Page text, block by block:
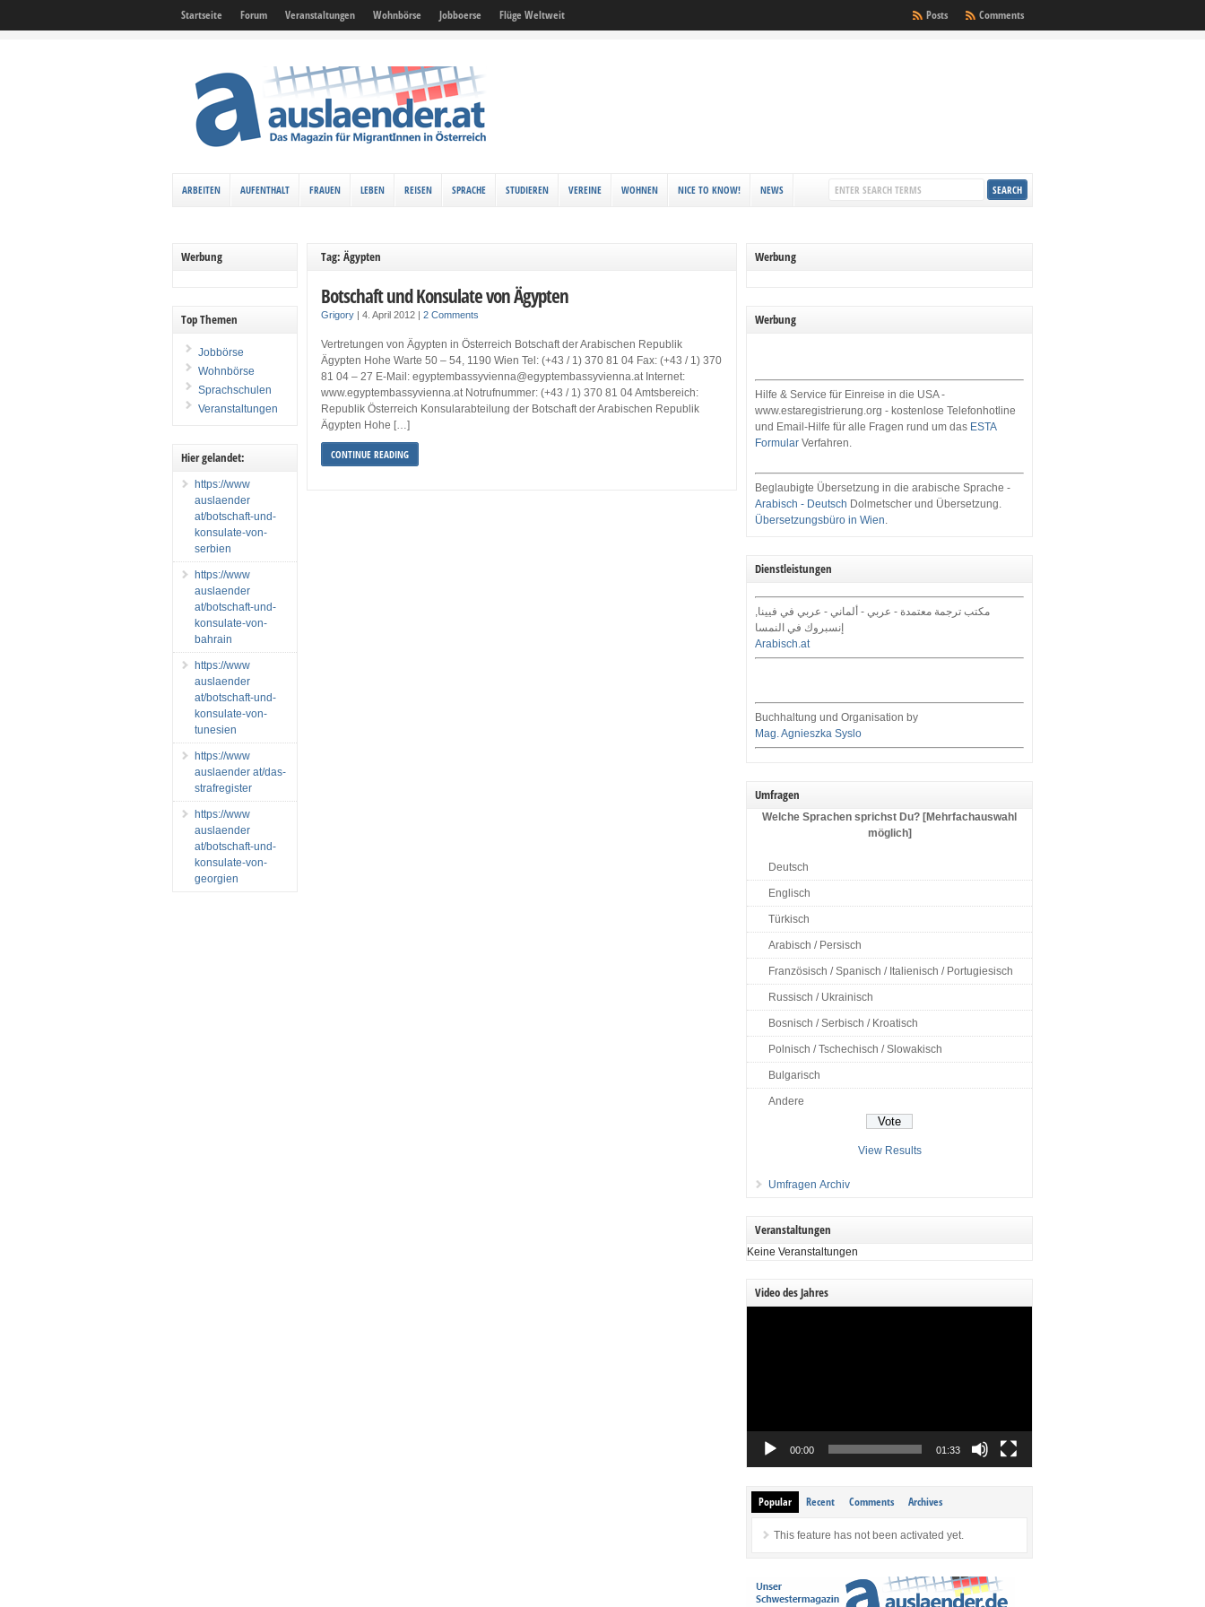
Startseite Forum Veranstaltungen Wohnbörse Jobboerse Flüge Weltweit Comments
Posts
ARBEITEN AUFENTHALT FRAUEN LEBEN REISEN SPRACHE STUDIEREN VEREINE WOHNEN NICE TO KNOW! NEWS
Tag: Ägypten
Botschaft und Konsulate von Ägypten
Grigory |4. April 2012 |2 Comments
Vertretungen von Ägypten in Österreich Botschaft der Arabischen Republik
Ägypten Hohe Warte 50 – 54, 1190 Wien Tel: (+43 / 1) 370 81 04 Fax: (+43 / 1) 370
81 04 – 27 E-Mail: egyptembassyvienna@egyptembassyvienna.at Internet:
www.egyptembassyvienna.at Notrufnummer: (+43 / 1) 370 81 04 Amtsbereich:
Republik Österreich Konsularabteilung der Botschaft der Arabischen Republik
Ägypten Hohe […]
CONTINUE READING
Werbung
Top Themen
Jobbörse
Wohnbörse
Sprachschulen
Veranstaltungen
Hier gelandet:
https://www
auslaender
at/botschaft-und-
konsulate-von-
serbien
https://www
auslaender
at/botschaft-und-
konsulate-von-
bahrain
https://www
auslaender
at/botschaft-und-
konsulate-von-
tunesien
https://www
auslaender at/das-
strafregister
https://www
auslaender
at/botschaft-und-
konsulate-von-
georgien
Werbung
Werbung
Hilfe & Service für Einreise in die USA -
www.estaregistrierung.org - kostenlose Telefonhotline
und Email-Hilfe für alle Fragen rund um das ESTA
Formular Verfahren.
Beglaubigte Übersetzung in die arabische Sprache -
Arabisch - Deutsch Dolmetscher und Übersetzung.
Übersetzungsbüro in Wien.
Dienstleistungen
مكتب ترجمة معتمدة - عربي - ألماني - عربي في فيينا,
إنسبروك في النمسا
Arabisch.at
Buchhaltung und Organisation by
Mag. Agnieszka Syslo
Umfragen
Welche Sprachen sprichst Du? [Mehrfachauswahl
möglich]
Deutsch
Englisch
Türkisch
Arabisch / Persisch
Französisch / Spanisch / Italienisch / Portugiesisch
Russisch / Ukrainisch
Bosnisch / Serbisch / Kroatisch
Polnisch / Tschechisch / Slowakisch
Bulgarisch
Andere
View Results
Umfragen Archiv
Veranstaltungen
Keine Veranstaltungen
Video des Jahres
00:00 01:33
Popular Recent Comments Archives
This feature has not been activated yet.